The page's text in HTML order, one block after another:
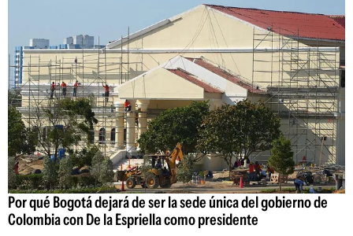
Por qué Bogotá dejará de ser la sede única del gobierno de
Colombia con De la Espriella como presidente